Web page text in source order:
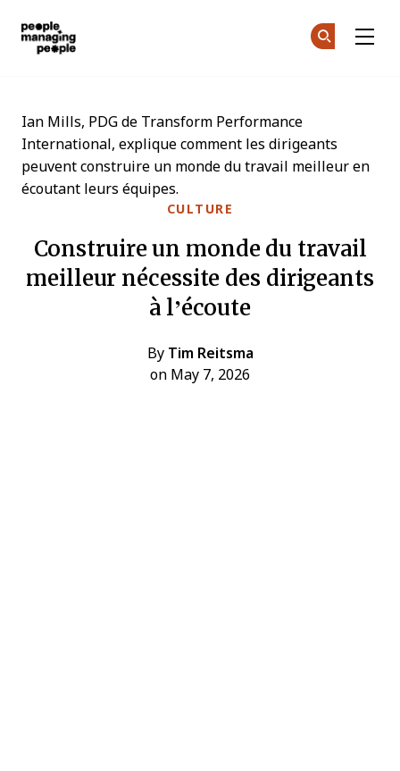
CULTURE
Construire un monde du travail
meilleur nécessite des dirigeants
à l’écoute
By Tim Reitsma
on May 7, 2026
Ian Mills, PDG de Transform Performance
International, explique comment les dirigeants
peuvent construire un monde du travail meilleur en
écoutant leurs équipes.